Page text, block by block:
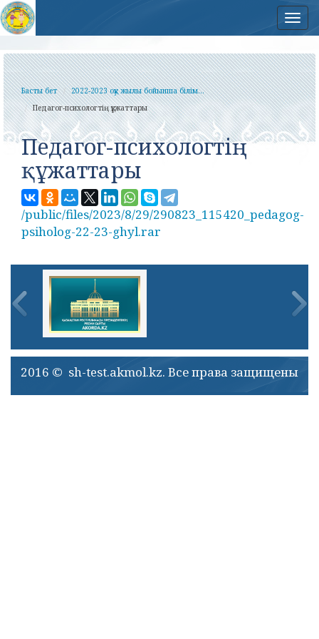
Басты бет
2022-2023 оқу жылы бойынша білім...
Педагог-психологтің құжаттары
Педагог-психологтің
құжаттары
/public/files/2023/8/29/290823_115420_pedagog-
psiholog-22-23-ghyl.rar
2016 © sh-test.akmol.kz. Все права защищены